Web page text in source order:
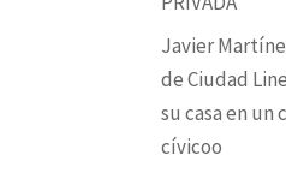
Javier
de Ciudad
su casa en un
cívicoo